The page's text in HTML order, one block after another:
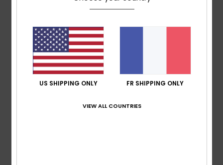
Livraison & Retours
Avis clients
Note moyenne
5.0/5
US SHIPPING ONLY FR SHIPPING ONLY
VIEW ALL COUNTRIES